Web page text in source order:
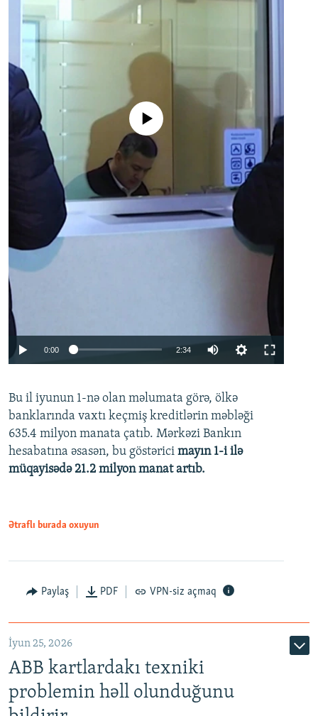
Auto 240p 360p 480p
720p 1080p
No media source currently available
0:00 2:34
360p
480p
720p
Bu il iyunun 1-nə olan məlumata görə, ölkə
banklarında vaxtı keçmiş kreditlərin məbləği
635.4 milyon manata çatıb. Mərkəzi Bankın
hesabatına əsasən, bu göstərici mayın 1-i ilə
müqayisədə 21.2 milyon manat artıb.
Ətraflı burada oxuyun
Paylaş PDF VPN-siz açmaq
İyun 25, 2026
ABB kartlardakı texniki
problemin həll olunduğunu